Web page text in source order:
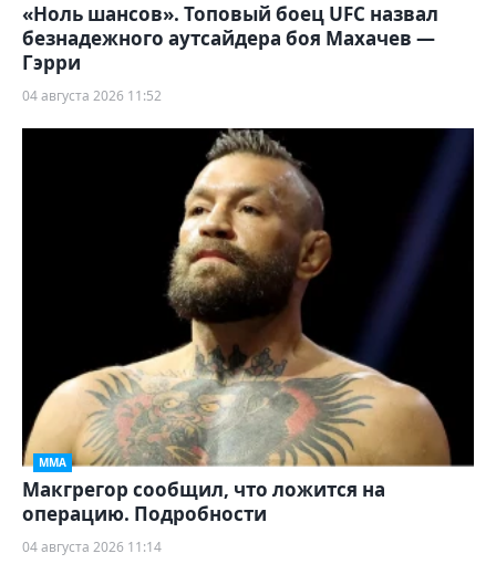
«Ноль шансов». Топовый боец UFC назвал
безнадежного аутсайдера боя Махачев —
Гэрри
04 августа 2026 11:52
ММА
Макгрегор сообщил, что ложится на
операцию. Подробности
04 августа 2026 11:14